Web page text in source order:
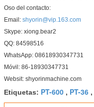
Oso del contacto:
Email: shyorin@vip.163.com
Skype: xiong.bear2
QQ: 84598516
WhatsApp: 08618930347731
Móvil: 86-18930347731
Websit: shyorinmachine.com
Etiquetas: PT-600 , PT-36 ,